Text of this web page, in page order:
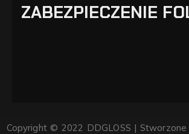
ZABEZPIECZENIE
Copyright © 2022 DDGLOSS |